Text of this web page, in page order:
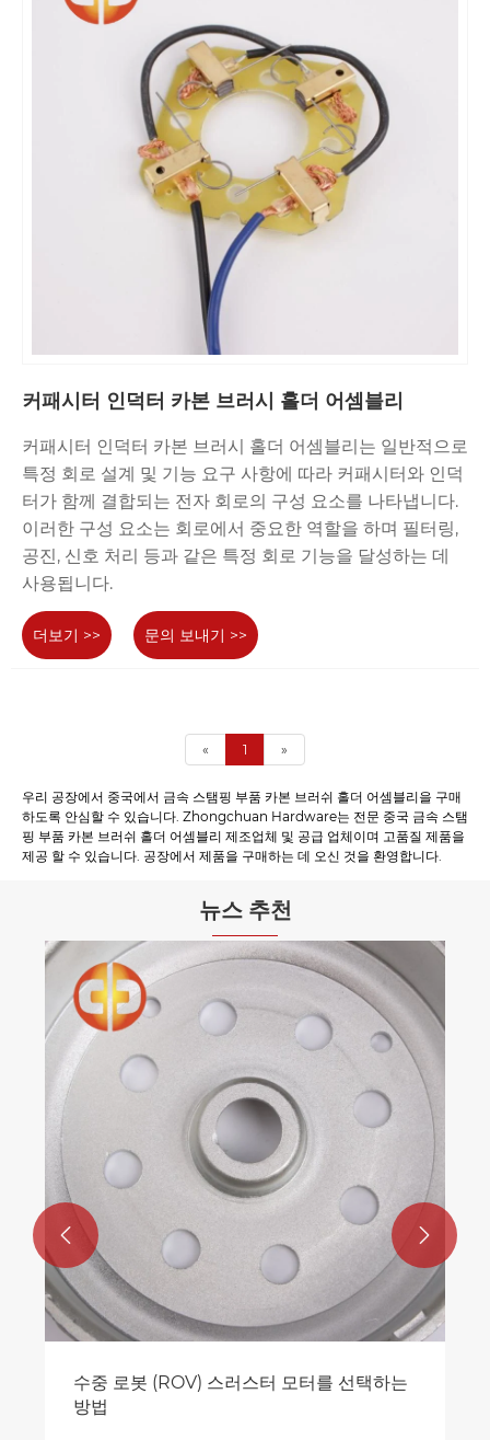
커패시터 인덕터 카본 브러시 홀더 어셈블리
커패시터 인덕터 카본 브러시 홀더 어셈블리는 일반적으로
특정 회로 설계 및 기능 요구 사항에 따라 커패시터와 인덕
터가 함께 결합되는 전자 회로의 구성 요소를 나타냅니다.
이러한 구성 요소는 회로에서 중요한 역할을 하며 필터링,
공진, 신호 처리 등과 같은 특정 회로 기능을 달성하는 데
사용됩니다.
더보기 >> 문의 보내기 >>
« 1 »
우리 공장에서 중국에서 금속 스탬핑 부품 ​​카본 브러쉬 홀더 어셈블리을 구매
하도록 안심할 수 있습니다. Zhongchuan Hardware는 전문 중국 금속 스탬
핑 부품 ​​카본 브러쉬 홀더 어셈블리 제조업체 및 공급 업체이며 고품질 제품을
제공 할 수 있습니다. 공장에서 제품을 구매하는 데 오신 것을 환영합니다.
뉴스 추천
수중 로봇 (ROV) 스러스터 모터를 선택하는
방법
 